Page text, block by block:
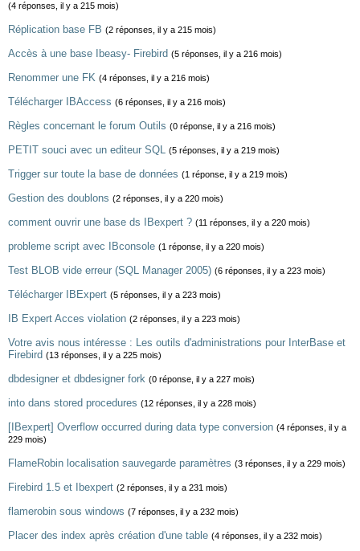
(4 réponses, il y a 215 mois)
Réplication base FB (2 réponses, il y a 215 mois)
Accès à une base Ibeasy- Firebird (5 réponses, il y a 216 mois)
Renommer une FK (4 réponses, il y a 216 mois)
Télécharger IBAccess (6 réponses, il y a 216 mois)
Règles concernant le forum Outils (0 réponse, il y a 216 mois)
PETIT souci avec un editeur SQL (5 réponses, il y a 219 mois)
Trigger sur toute la base de données (1 réponse, il y a 219 mois)
Gestion des doublons (2 réponses, il y a 220 mois)
comment ouvrir une base ds IBexpert ? (11 réponses, il y a 220 mois)
probleme script avec IBconsole (1 réponse, il y a 220 mois)
Test BLOB vide erreur (SQL Manager 2005) (6 réponses, il y a 223 mois)
Télécharger IBExpert (5 réponses, il y a 223 mois)
IB Expert Acces violation (2 réponses, il y a 223 mois)
Votre avis nous intéresse : Les outils d'administrations pour InterBase et
Firebird (13 réponses, il y a 225 mois)
dbdesigner et dbdesigner fork (0 réponse, il y a 227 mois)
into dans stored procedures (12 réponses, il y a 228 mois)
[IBexpert] Overflow occurred during data type conversion (4 réponses, il y a
229 mois)
FlameRobin localisation sauvegarde paramètres (3 réponses, il y a 229 mois)
Firebird 1.5 et Ibexpert (2 réponses, il y a 231 mois)
flamerobin sous windows (7 réponses, il y a 232 mois)
Placer des index après création d'une table (4 réponses, il y a 232 mois)